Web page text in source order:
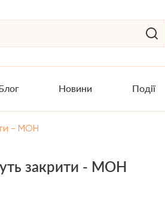
Новини Події
- МОН
закрити - МОН